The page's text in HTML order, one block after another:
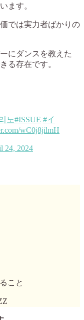
ます。
では実力者ばかりの
にダンスを教えた
る存在です。
노#ISSUE #イ
wC0j8jilmH
24, 2024
こと